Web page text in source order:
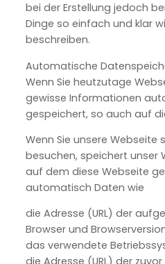
bei der Erstellung jedoch
Dinge so einfach und klar
beschreiben.
Automatische
Wenn Sie heutzutage
gewisse Informationen
gespeichert, so auch auf
Wenn Sie unsere Webseite
besuchen, speichert unser
auf dem diese Webseite
automatisch Daten wie
die Adresse (URL) der
Browser und
das verwendete